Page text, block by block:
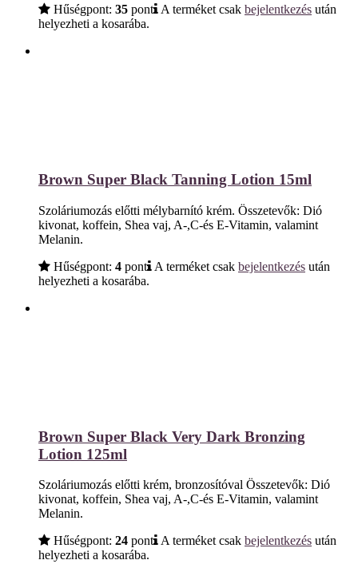
Hűségpont: 35 pont A terméket csak bejelentkezés után
helyezheti a kosarába.
Brown Super Black Tanning Lotion 15ml
Szoláriumozás előtti mélybarnító krém. Összetevők: Dió
kivonat, koffein, Shea vaj, A-,C-és E-Vitamin, valamint
Melanin.
Hűségpont: 4 pont A terméket csak bejelentkezés után
helyezheti a kosarába.
Brown Super Black Very Dark Bronzing
Lotion 125ml
Szoláriumozás előtti krém, bronzosítóval Összetevők: Dió
kivonat, koffein, Shea vaj, A-,C-és E-Vitamin, valamint
Melanin.
Hűségpont: 24 pont A terméket csak bejelentkezés után
helyezheti a kosarába.